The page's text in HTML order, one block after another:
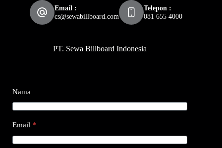
Email :
cs@sewabillboard.com
Telepon :
081 655 4000
PT. Sewa Billboard Indonesia
Nama
Email *